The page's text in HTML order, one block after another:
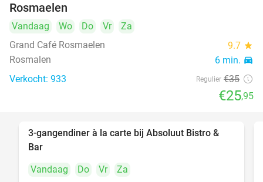
Rosmaelen
Vandaag Wo Do Vr
Za
Grand Café Rosmaelen
9.7 star
Rosmalen 6 min. directions_car
Verkocht: 933 Regulier €35
€25,95
37%
3-gangendiner à la carte bij Absoluut Bistro &
Bar
Vandaag
Do Vr
Za